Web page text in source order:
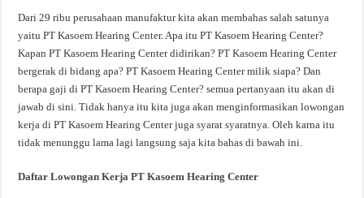
Dari 29 ribu perusahaan manufaktur kita akan membahas salah satunya
yaitu PT Kasoem Hearing Center. Apa itu PT Kasoem Hearing Center?
Kapan PT Kasoem Hearing Center didirikan? PT Kasoem Hearing Center
bergerak di bidang apa? PT Kasoem Hearing Center milik siapa? Dan
berapa gaji di PT Kasoem Hearing Center? semua pertanyaan itu akan di
jawab di sini. Tidak hanya itu kita juga akan menginformasikan lowongan
kerja di PT Kasoem Hearing Center juga syarat syaratnya. Oleh karna itu
tidak menunggu lama lagi langsung saja kita bahas di bawah ini.
Daftar Lowongan Kerja PT Kasoem Hearing Center